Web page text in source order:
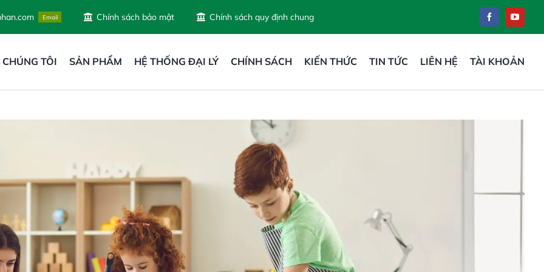
Email Chính sách bảo mật Chính sách quy định chung
CHÚNG TÔI SẢN PHẨM HỆ THỐNG ĐẠI LÝ CHÍNH SÁCH KIẾN THỨC TIN TỨC LIÊN HỆ TÀI KHOẢN